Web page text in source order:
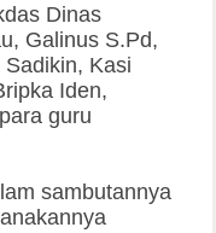
Dinas
Galinus S.Pd,
Kasi
Iden,
guru
sambutannya